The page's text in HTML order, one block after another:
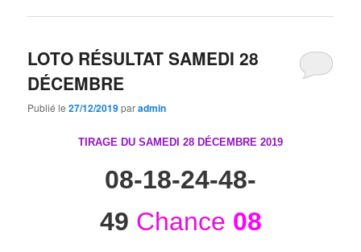
LOTO RÉSULTAT SAMEDI 28
DÉCEMBRE
Publié le27/12/2019paradmin
TIRAGE DU SAMEDI 28 DÉCEMBRE 2019
08-18-24-48-
49 Chance 08